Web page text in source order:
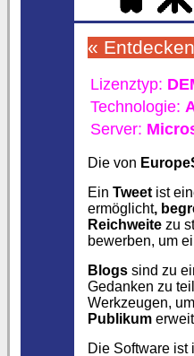
«
Lizenztyp:
Technologie:
Server:
Die von
Ein Tweet ist
ermöglicht,
Reichweite zu
bewerben, um
Blogs sind zu
Gedanken zu
Werkzeugen,
Publikum
Die Software ist